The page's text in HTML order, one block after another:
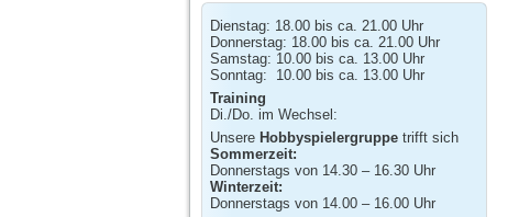
Dienstag: 18.00 bis ca. 21.00 Uhr
Donnerstag: 18.00 bis ca. 21.00 Uhr
Samstag: 10.00 bis ca. 13.00 Uhr
Sonntag: 10.00 bis ca. 13.00 Uhr
Training
Di./Do. im Wechsel:
Unsere Hobbyspielergruppe trifft sich
Sommerzeit:
Donnerstags von 14.30 – 16.30 Uhr
Winterzeit:
Donnerstags von 14.00 – 16.00 Uhr